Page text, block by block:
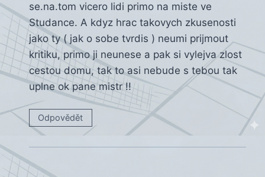
se.na.tom vicero lidi primo na miste ve
Studance. A kdyz hrac takovych zkusenosti
jako ty ( jak o sobe tvrdis ) neumi prijmout
kritiku, primo ji neunese a pak si vylejva zlost
cestou domu, tak to asi nebude s tebou tak
uplne ok pane mistr !!
Odpovědět